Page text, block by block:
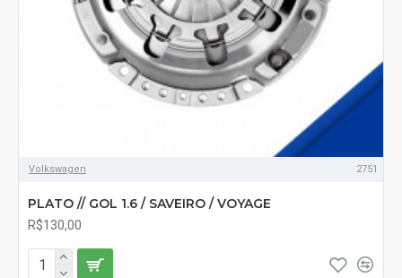
Volkswagen 2751
PLATO // GOL 1.6 / SAVEIRO / VOYAGE
R$130,00